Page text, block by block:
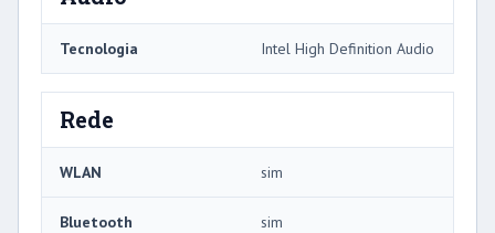
Tecnologia Intel High Definition Audio
Rede
WLAN sim
Bluetooth sim